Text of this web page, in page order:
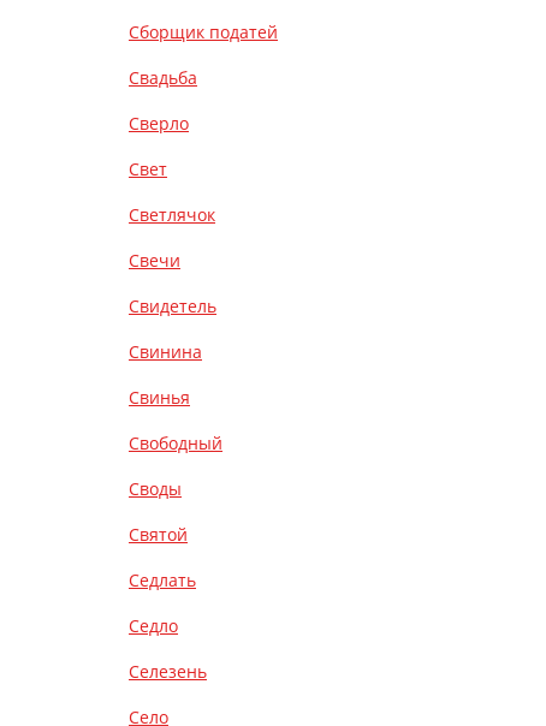
Сборщик податей
Свадьба
Сверло
Свет
Светлячок
Свечи
Свидетель
Свинина
Свинья
Свободный
Своды
Святой
Седлать
Седло
Селезень
Село